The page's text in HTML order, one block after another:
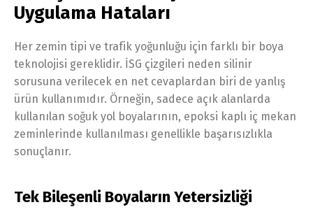
Uygulama Hataları
Her zemin tipi ve trafik yoğunluğu için farklı bir boya
teknolojisi gereklidir. İSG çizgileri neden silinir
sorusuna verilecek en net cevaplardan biri de yanlış
ürün kullanımıdır. Örneğin, sadece açık alanlarda
kullanılan soğuk yol boyalarının, epoksi kaplı iç mekan
zeminlerinde kullanılması genellikle başarısızlıkla
sonuçlanır.
Tek Bileşenli Boyaların Yetersizliği